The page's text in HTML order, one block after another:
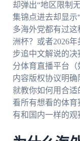
却弹出“地区限制
集锦点进去却显
多海外党都有过
洲杯？或者2026
步追中文解说的
分体育直播平台
内容版权协议明
就教你如何用合
看所有想看的体育
有和国内一样的观